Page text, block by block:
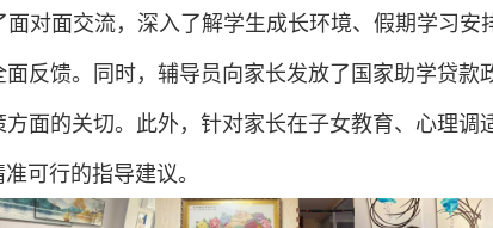
对面交流，深入了解学生成长环境、假期学习
反馈。同时，辅导员向家长发放了国家助学贷
面的关切。此外，针对家长在子女教育、心理
可行的指导建议。